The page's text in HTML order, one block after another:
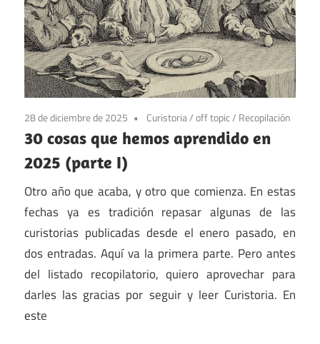
28 de diciembre de 2025 Curistoria/off topic/ Recopilación
30 cosas que hemos aprendido en
2025 (parte I)
Otro año que acaba, y otro que comienza. En estas
fechas ya es tradición repasar algunas de las
curistorias publicadas desde el enero pasado, en
dos entradas. Aquí va la primera parte. Pero antes
del listado recopilatorio, quiero aprovechar para
darles las gracias por seguir y leer Curistoria. En
este